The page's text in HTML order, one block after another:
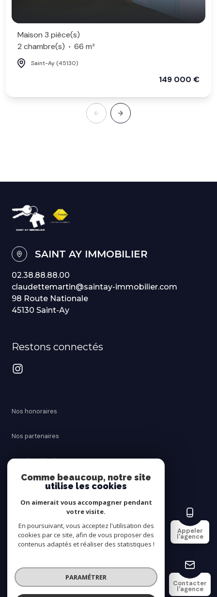
Appeler
l'agence
Contacter
l'agence
Maison 3 pièce(s)
2 chambre(s)
66 m²
Saint-Ay (45130)
149 000 €
SAINT AY IMMOBILIER
02.38.88.88.00
claudettemartin@saintay-immobilier.com
98 Route Nationale
45130 Saint-Ay
Restons connectés
Nos honoraires
Nos partenaires
Mentions légales
Cookies
© 2026 | Tous droits réservés
Comme beaucoup, notre site
utilise les cookies
On aimerait vous accompagner pendant
votre visite.
En poursuivant, vous acceptez l'utilisation des
cookies par ce site, afin de vous proposer des
contenus adaptés et réaliser des statistiques !
PARAMÉTRER